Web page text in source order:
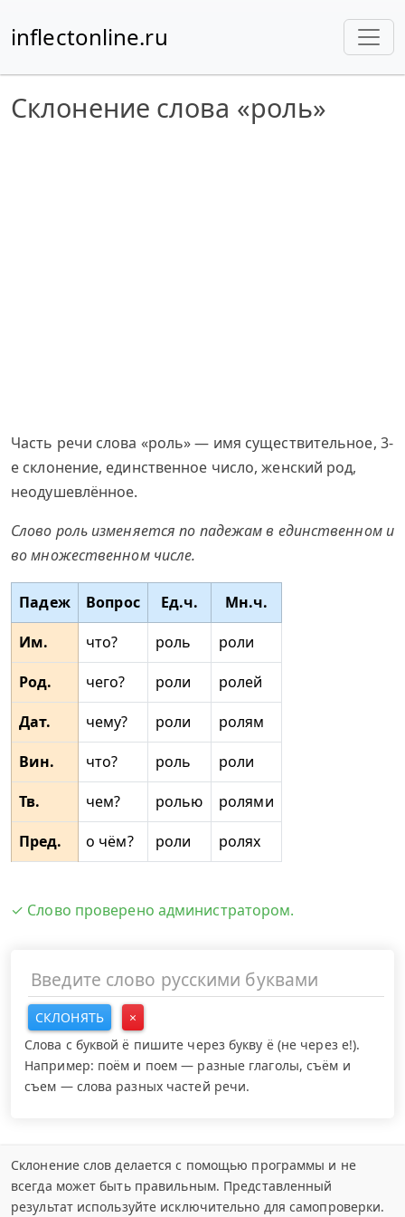
inflectonline.ru
Склонение слова «роль»
Часть речи слова «роль» — имя существительное, 3-
е склонение, единственное число, женский род,
неодушевлённое.
Слово роль изменяется по падежам в единственном и
во множественном числе.
Падеж Вопрос Ед.ч.
Мн.ч.
Им.
что? роль
роли
Род.
чего? роли
ролей
Дат.
чему? роли
ролям
Вин.
что? роль
роли
Тв.
чем? ролью
ролями
Пред.
о чём? роли ролях
✓ Слово проверено администратором.
СКЛОНЯТЬ
×
Слова с буквой ё пишите через букву ё (не через е!).
Например: поём и поем — разные глаголы, съём и
съем — слова разных частей речи.
Склонение слов делается с помощью программы и не
всегда может быть правильным. Представленный
результат используйте исключительно для самопроверки.